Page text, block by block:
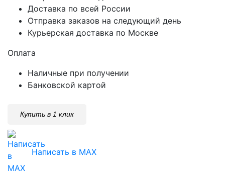
Доставка по всей России
Отправка заказов на следующий день
Курьерская доставка по Москве
Оплата
Наличные при получении
Банковской картой
Купить в 1 клик
Написать в MAX